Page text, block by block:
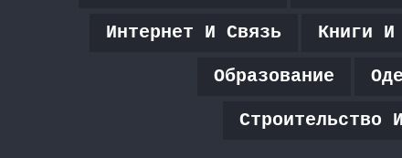
Интернет И Связь Книги И
Образование
Строительство